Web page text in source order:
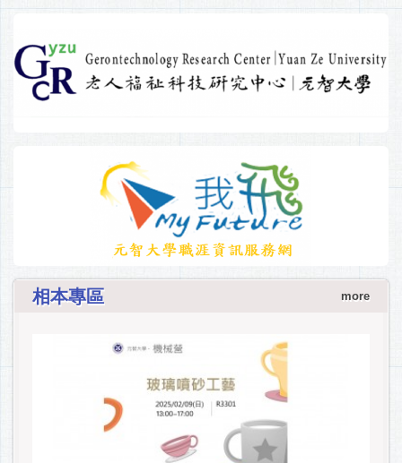
相本專區 more